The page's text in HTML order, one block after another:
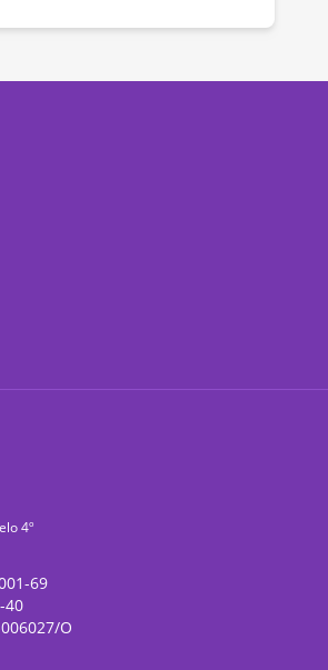
4º
69
40
O